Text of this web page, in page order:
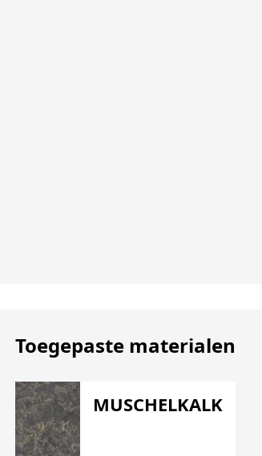
Toegepaste materialen
MUSCHELKALK